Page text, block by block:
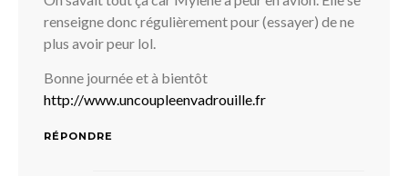
renseigne donc régulièrement pour (essayer) de ne
plus avoir peur lol.
Bonne journée et à bientôt
http://www.uncoupleenvadrouille.fr
RÉPONDRE